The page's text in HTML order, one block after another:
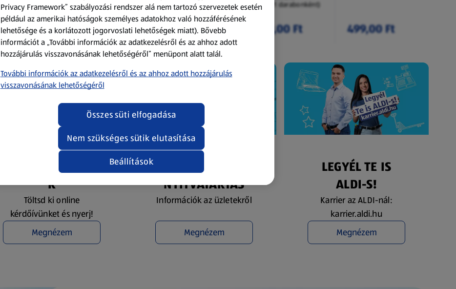
(1 186,25 Ft/1 kg)
949,00 Ft
(59,36 Ft/1 darabonként)
3 799,00 Ft
(62,94 Ft/1 darabonként)
3 399,00 Ft 499,00 Ft
NYEREMÉNYJÁTÉ
K
Töltsd ki online
kérdőívünket és nyerj!
Megnézem
ÜZLETKERESŐ ÉS
NYITVATARTÁS
Információk az üzletekről
Megnézem
LEGYÉL TE IS
ALDI-S!
Karrier az ALDI-nál:
karrier.aldi.hu
Megnézem
Privacy Framework” szabályozási rendszer alá nem tartozó szervezetek esetén
például az amerikai hatóságok személyes adatokhoz való hozzáférésének
lehetősége és a korlátozott jogorvoslati lehetőségek miatt). Bővebb
információt a „További információk az adatkezelésről és az ahhoz adott
hozzájárulás visszavonásának lehetőségéről” menüpont alatt talál.
További információk az adatkezelésről és az ahhoz adott hozzájárulás
visszavonásának lehetőségéről
Beállítások
Nem szükséges sütik elutasítása
Összes süti elfogadása